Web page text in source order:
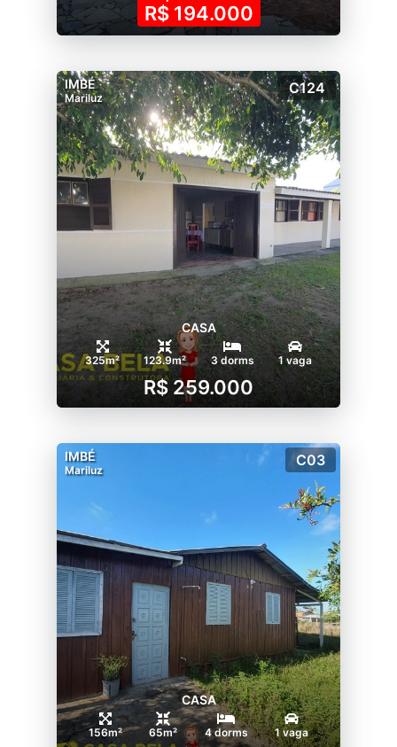
R$ 194.000
IMBÉ
Mariluz
C124
CASA
325m² 123.9m² 3 dorms 1 vaga
R$ 259.000
IMBÉ
Mariluz
C03
CASA
156m² 65m² 4 dorms 1 vaga